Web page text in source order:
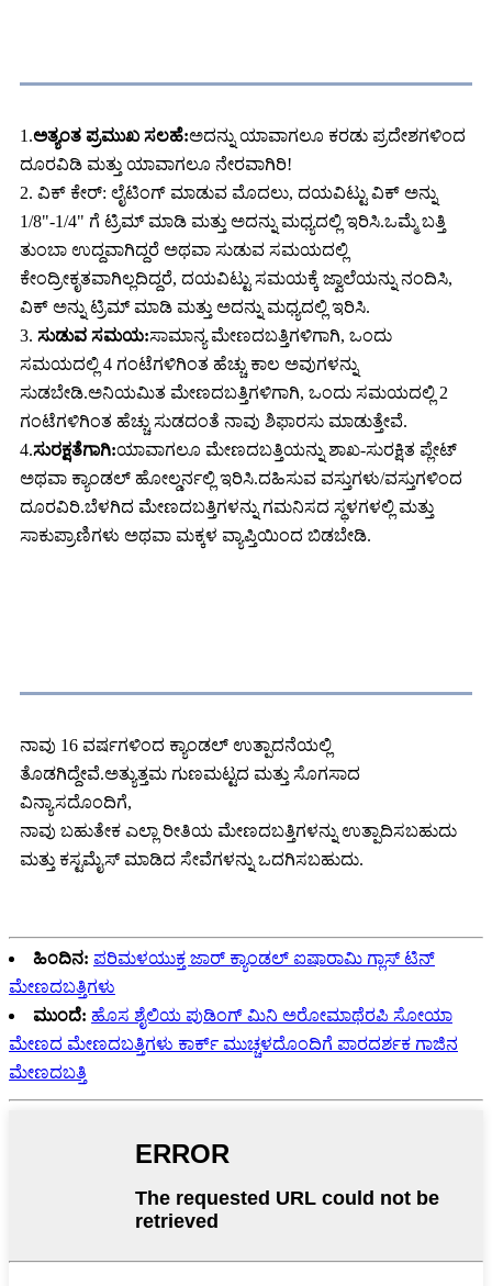
1.ಅತ್ಯಂತ ಪ್ರಮುಖ ಸಲಹೆ:ಅದನ್ನು ಯಾವಾಗಲೂ ಕರಡು ಪ್ರದೇಶಗಳಿಂದ
ದೂರವಿಡಿ ಮತ್ತು ಯಾವಾಗಲೂ ನೇರವಾಗಿರಿ!
2. ವಿಕ್ ಕೇರ್: ಲೈಟಿಂಗ್ ಮಾಡುವ ಮೊದಲು, ದಯವಿಟ್ಟು ವಿಕ್ ಅನ್ನು
1/8"-1/4" ಗೆ ಟ್ರಿಮ್ ಮಾಡಿ ಮತ್ತು ಅದನ್ನು ಮಧ್ಯದಲ್ಲಿ ಇರಿಸಿ.ಒಮ್ಮೆ ಬತ್ತಿ
ತುಂಬಾ ಉದ್ದವಾಗಿದ್ದರೆ ಅಥವಾ ಸುಡುವ ಸಮಯದಲ್ಲಿ
ಕೇಂದ್ರೀಕೃತವಾಗಿಲ್ಲದಿದ್ದರೆ, ದಯವಿಟ್ಟು ಸಮಯಕ್ಕೆ ಜ್ವಾಲೆಯನ್ನು ನಂದಿಸಿ,
ವಿಕ್ ಅನ್ನು ಟ್ರಿಮ್ ಮಾಡಿ ಮತ್ತು ಅದನ್ನು ಮಧ್ಯದಲ್ಲಿ ಇರಿಸಿ.
3. ಸುಡುವ ಸಮಯ:ಸಾಮಾನ್ಯ ಮೇಣದಬತ್ತಿಗಳಿಗಾಗಿ, ಒಂದು
ಸಮಯದಲ್ಲಿ 4 ಗಂಟೆಗಳಿಗಿಂತ ಹೆಚ್ಚು ಕಾಲ ಅವುಗಳನ್ನು
ಸುಡಬೇಡಿ.ಅನಿಯಮಿತ ಮೇಣದಬತ್ತಿಗಳಿಗಾಗಿ, ಒಂದು ಸಮಯದಲ್ಲಿ 2
ಗಂಟೆಗಳಿಗಿಂತ ಹೆಚ್ಚು ಸುಡದಂತೆ ನಾವು ಶಿಫಾರಸು ಮಾಡುತ್ತೇವೆ.
4.ಸುರಕ್ಷತೆಗಾಗಿ:ಯಾವಾಗಲೂ ಮೇಣದಬತ್ತಿಯನ್ನು ಶಾಖ-ಸುರಕ್ಷಿತ ಪ್ಲೇಟ್
ಅಥವಾ ಕ್ಯಾಂಡಲ್ ಹೋಲ್ಡರ್ನಲ್ಲಿ ಇರಿಸಿ.ದಹಿಸುವ ವಸ್ತುಗಳು/ವಸ್ತುಗಳಿಂದ
ದೂರವಿರಿ.ಬೆಳಗಿದ ಮೇಣದಬತ್ತಿಗಳನ್ನು ಗಮನಿಸದ ಸ್ಥಳಗಳಲ್ಲಿ ಮತ್ತು
ಸಾಕುಪ್ರಾಣಿಗಳು ಅಥವಾ ಮಕ್ಕಳ ವ್ಯಾಪ್ತಿಯಿಂದ ಬಿಡಬೇಡಿ.
ನಾವು 16 ವರ್ಷಗಳಿಂದ ಕ್ಯಾಂಡಲ್ ಉತ್ಪಾದನೆಯಲ್ಲಿ
ತೊಡಗಿದ್ದೇವೆ.ಅತ್ಯುತ್ತಮ ಗುಣಮಟ್ಟದ ಮತ್ತು ಸೊಗಸಾದ
ವಿನ್ಯಾಸದೊಂದಿಗೆ,
ನಾವು ಬಹುತೇಕ ಎಲ್ಲಾ ರೀತಿಯ ಮೇಣದಬತ್ತಿಗಳನ್ನು ಉತ್ಪಾದಿಸಬಹುದು
ಮತ್ತು ಕಸ್ಟಮೈಸ್ ಮಾಡಿದ ಸೇವೆಗಳನ್ನು ಒದಗಿಸಬಹುದು.
ಹಿಂದಿನ: ಪರಿಮಳಯುಕ್ತ ಜಾರ್ ಕ್ಯಾಂಡಲ್ ಐಷಾರಾಮಿ ಗ್ಲಾಸ್ ಟಿನ್
ಮೇಣದಬತ್ತಿಗಳು
ಮುಂದೆ: ಹೊಸ ಶೈಲಿಯ ಪುಡಿಂಗ್ ಮಿನಿ ಅರೋಮಾಥೆರಪಿ ಸೋಯಾ
ಮೇಣದ ಮೇಣದಬತ್ತಿಗಳು ಕಾರ್ಕ್ ಮುಚ್ಚಳದೊಂದಿಗೆ ಪಾರದರ್ಶಕ ಗಾಜಿನ
ಮೇಣದಬತ್ತಿ